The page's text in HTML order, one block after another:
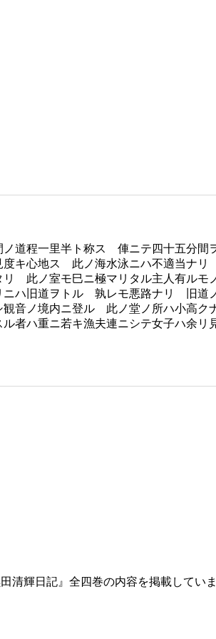
道程一里半ト称ス 俥ニテ四十五分
キ心地ス 此ノ海水泳ニハ不適当ナ
リ 此ノ室モ巳ニ極マリタル主人有ル
ハ旧道ヲトル 孰レモ悪路ナリ 旧道
ノ境内ニ登ル 此ノ堂ノ所ハ小高ク
者ハ重ニ若キ漁夫連ニシテ女子ハ余
清輝日記』全四巻の内容を掲載してい